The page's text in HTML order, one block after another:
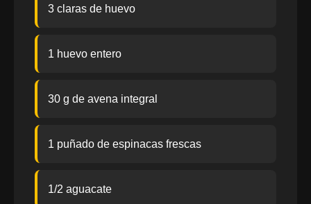
3 claras de huevo
1 huevo entero
30 g de avena integral
1 puñado de espinacas frescas
1/2 aguacate